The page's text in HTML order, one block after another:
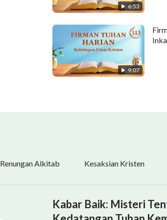
6:53
9:07
Renungan Alkitab Kesaksian Kristen
Kabar Baik: Misteri